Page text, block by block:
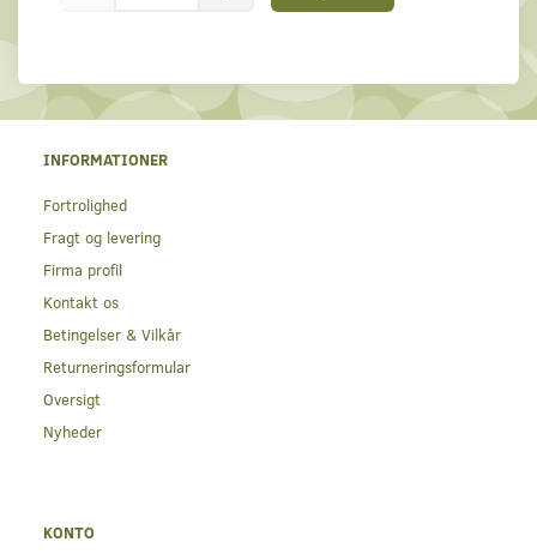
INFORMATIONER
Fortrolighed
Fragt og levering
Firma profil
Kontakt os
Betingelser & Vilkår
Returneringsformular
Oversigt
Nyheder
KONTO